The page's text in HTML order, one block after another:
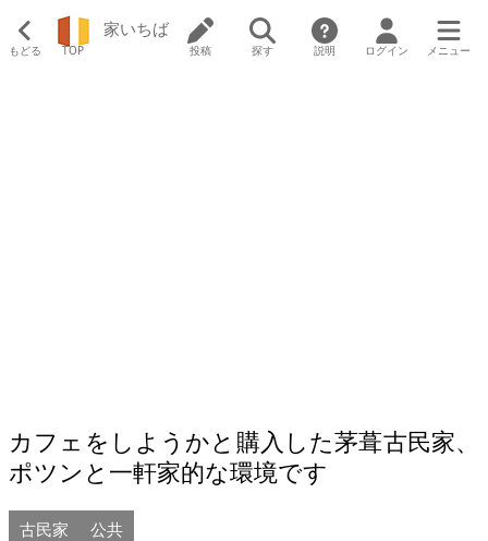
もどる TOP
家いちば
投稿 探す 説明 ログイン メニュー
カフェをしようかと購入した茅葺古民家、
ポツンと一軒家的な環境です
古民家 公共